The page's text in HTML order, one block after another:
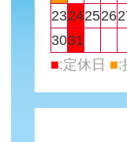
23242526
3031
■:定休日 ■: